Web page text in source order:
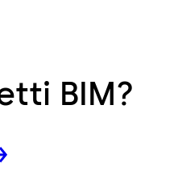
BIM?